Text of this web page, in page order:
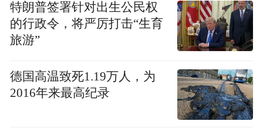
线，工作人员回复称：“我们上面明确说明
了，不得使用红米系列手机参加考试，否则
导致如果软件无法下载的话，责任自负。”而
对于限制红米系列手机参加考试的原因，工
作人员表示：“我们也不太清楚，我们是今年
进行线上操作，您就严格按照这个操作说明
特朗普签署针对出生公民权
的行政令，将严厉打击“生育
旅游”
德国高温致死1.19万人，为
2016年来最高纪录